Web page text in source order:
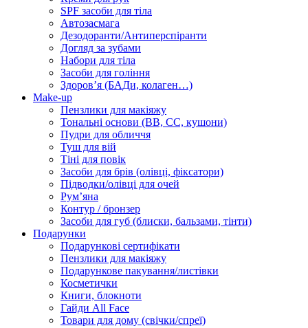
SPF засоби для тіла
Автозасмага
Дезодоранти/Антиперспіранти
Догляд за зубами
Набори для тіла
Засоби для гоління
Здоровʼя (БАДи, колаген…)
Make-up
Пензлики для макіяжу
Тональні основи (BB, CC, кушони)
Пудри для обличчя
Туш для вій
Тіні для повік
Засоби для брів (олівці, фіксатори)
Підводки/олівці для очей
Румʼяна
Контур / бронзер
Засоби для губ (блиски, бальзами, тінти)
Подарунки
Подарункові сертифікати
Пензлики для макіяжу
Подарункове пакування/листівки
Косметички
Книги, блокноти
Гайди All Face
Товари для дому (свічки/спреї)